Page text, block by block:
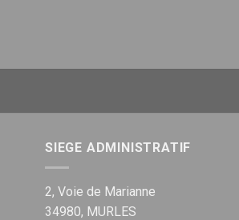
SIEGE ADMINISTRATIF
2, Voie de Marianne
34980, MURLES